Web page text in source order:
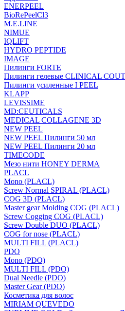
ENERPEEL
BioRePeelCl3
M.E.LINE
NIMUE
IQLIFT
HYDRO PEPTIDE
IMAGE
Пилинги FORTE
Пилинги гелевые CLINICAL
Пилинги усиленные I PEEL
KLAPP
LEVISSIME
MD:CEUTICALS
MEDICAL COLLAGENE 3D
NEW PEEL
NEW PEEL Пилинги 50 мл
NEW PEEL Пилинги 20 мл
TIMECODE
Мезо нити HONEY DERMA
PLACL
Mono (PLACL)
Screw Normal SPIRAL (PLACL)
COG 3D (PLACL)
Master gear Molding COG (PLACL)
Screw Cogging COG (PLACL)
Screw Double DUO (PLACL)
COG for nose (PLACL)
MULTI FILL (PLACL)
PDO
Mono (PDO)
MULTI FILL (PDO)
Dual Needle (PDO)
Master Gear (PDO)
Косметика для волос
MIRIAM QUEVEDO